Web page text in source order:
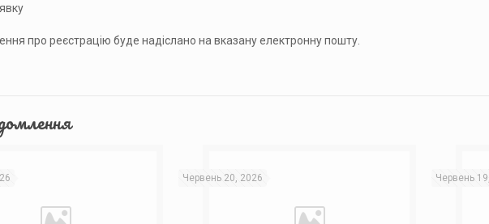
про реєстрацію буде надіслано на вказану електронну пошту.
Червень 20, 2026 Червень